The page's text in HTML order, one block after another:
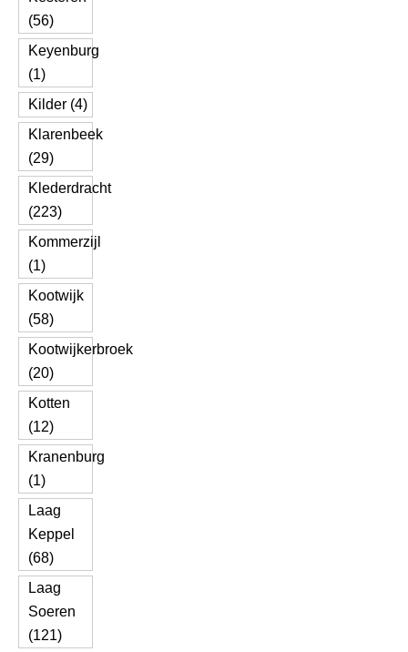
(56)
Keyenburg
(1)
Kilder (4)
Klarenbeek
(29)
Klederdracht
(223)
Kommerzijl
(1)
Kootwijk
(58)
Kootwijkerbroek
(20)
Kotten
(12)
Kranenburg
(1)
Laag
Keppel
(68)
Laag
Soeren
(121)